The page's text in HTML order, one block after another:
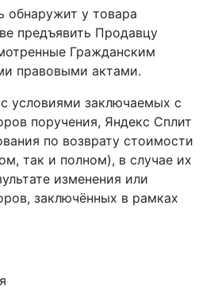
обнаружит у товара
предъявить Продавцу
Гражданским
правовыми актами.
условиями заключаемых с
поручения, Яндекс Сплит
по возврату стоимости
так и полном), в случае их
изменения или
заключённых в рамках